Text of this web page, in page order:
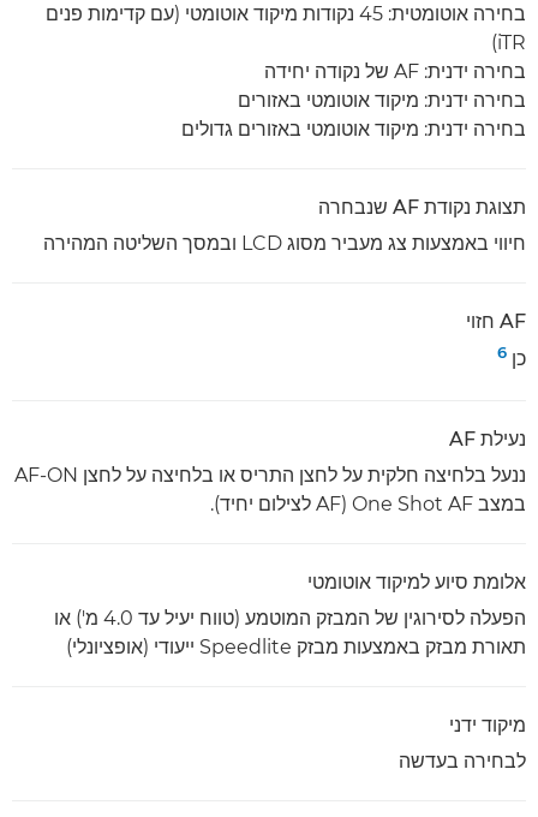
בחירה אוטומטית: 45 נקודות מיקוד אוטומטי (עם קדימות פנים
iTR)
בחירה ידנית: AF של נקודה יחידה
בחירה ידנית: מיקוד אוטומטי באזורים
בחירה ידנית: מיקוד אוטומטי באזורים גדולים
תצוגת נקודת AF שנבחרה
חיווי באמצעות צג מעביר מסוג LCD ובמסך השליטה המהירה
AF חזוי
כן 6
נעילת AF
במצב One Shot AF ‏(AF לצילום יחיד).
אלומת סיוע למיקוד אוטומטי
הפעלה לסירוגין של המבזק המוטמע (טווח יעיל עד 4.0 מ') או
תאורת מבזק באמצעות מבזק Speedlite ייעודי (אופציונלי)
מיקוד ידני
לבחירה בעדשה